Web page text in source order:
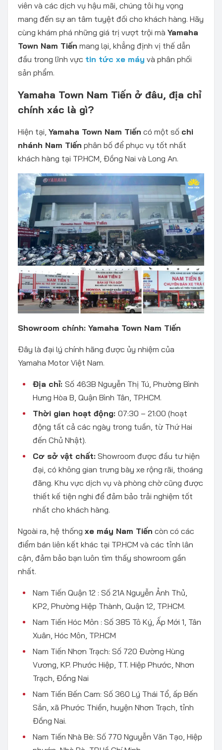
viên và các dịch vụ hậu mãi, chúng tôi hy vọng
mang đến sự an tâm tuyệt đối cho khách hàng. Hãy
cùng khám phá những giá trị vượt trội mà Yamaha
Town Nam Tiến mang lại, khẳng định vị thế dẫn
đầu trong lĩnh vực tin tức xe máy và phân phối
sản phẩm.
Yamaha Town Nam Tiến ở đâu, địa chỉ
chính xác là gì?
Hiện tại, Yamaha Town Nam Tiến có một số chi
nhánh Nam Tiến phân bố để phục vụ tốt nhất
khách hàng tại TP.HCM, Đồng Nai và Long An.
Showroom chính: Yamaha Town Nam Tiến
Đây là đại lý chính hãng được ủy nhiệm của
Yamaha Motor Việt Nam.
Địa chỉ: Số 463B Nguyễn Thị Tú, Phường Bình
Hưng Hòa B, Quận Bình Tân, TP.HCM.
Thời gian hoạt động: 07:30 – 21:00 (hoạt
động tất cả các ngày trong tuần, từ Thứ Hai
đến Chủ Nhật).
Cơ sở vật chất: Showroom được đầu tư hiện
đại, có không gian trưng bày xe rộng rãi, thoáng
đãng. Khu vực dịch vụ và phòng chờ cũng được
thiết kế tiện nghi để đảm bảo trải nghiệm tốt
nhất cho khách hàng.
Ngoài ra, hệ thống xe máy Nam Tiến còn có các
điểm bán liên kết khác tại TP.HCM và các tỉnh lân
cận, đảm bảo bạn luôn tìm thấy showroom gần
nhất.
Nam Tiến Quận 12 : Số 21A Nguyễn Ảnh Thủ,
KP2, Phường Hiệp Thành, Quận 12, TP.HCM.
Nam Tiến Hóc Môn : Số 385 Tô Ký, Ấp Mới 1, Tân
Xuân, Hóc Môn, TP.HCM
Nam Tiến Nhơn Trạch: Số 720 Đường Hùng
Vương, KP. Phước Hiệp, TT. Hiệp Phước, Nhơn
Trạch, Đồng Nai
Nam Tiến Bến Cam: Số 360 Lý Thái Tổ, ấp Bến
Sắn, xã Phước Thiền, huyện Nhơn Trạch, tỉnh
Đồng Nai.
Nam Tiến Nhà Bè: Số 770 Nguyễn Văn Tạo, Hiệp